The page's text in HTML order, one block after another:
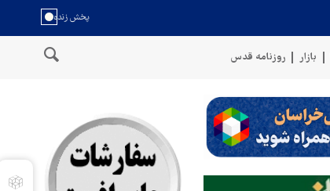
بازار روزنامه قدس
سخنگوی نیروهای مسلح یمن: کشتی نفتی عربستان را با موشک